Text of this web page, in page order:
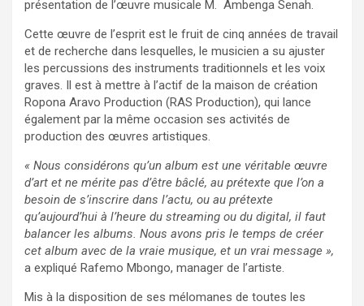
présentation de l’œuvre musicale M. Ambenga Senah.
Cette œuvre de l’esprit est le fruit de cinq années de travail
et de recherche dans lesquelles, le musicien a su ajuster
les percussions des instruments traditionnels et les voix
graves. Il est à mettre à l’actif de la maison de création
Ropona Aravo Production (RAS Production), qui lance
également par la même occasion ses activités de
production des œuvres artistiques.
« Nous considérons qu’un album est une véritable œuvre
d’art et ne mérite pas d’être bâclé, au prétexte que l’on a
besoin de s’inscrire dans l’actu, ou au prétexte
qu’aujourd’hui à l’heure du streaming ou du digital, il faut
balancer les albums. Nous avons pris le temps de créer
cet album avec de la vraie musique, et un vrai message »,
a expliqué Rafemo Mbongo, manager de l’artiste.
Mis à la disposition de ses mélomanes de toutes les